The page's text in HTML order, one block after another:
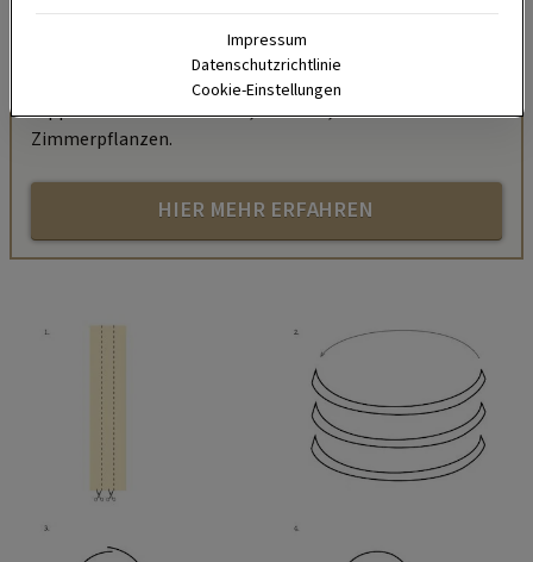
dem Balkon, der Terrasse oder im Garten zu werkeln? In
unserem kostenlosen WhatsApp-Kanal finden Sie täglich
Tipps und Tricks für Garten, Terrasse, Balkon- und
Zimmerpflanzen.
HIER MEHR ERFAHREN
Impressum
Datenschutzrichtlinie
Cookie-Einstellungen